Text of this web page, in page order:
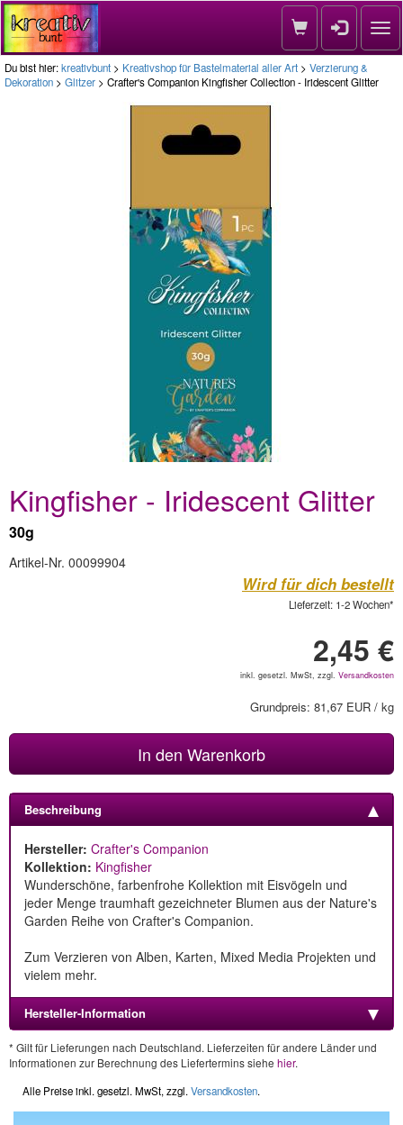
Du bist hier:kreativbunt > Kreativshop für Bastelmaterial aller Art > Verzierung &
Dekoration > Glitzer > Crafter's Companion Kingfisher Collection - Iridescent Glitter
Kingfisher - Iridescent Glitter
30g
Artikel-Nr. 00099904
Wird für dich bestellt
Lieferzeit: 1-2 Wochen*
2,45 €
inkl. gesetzl. MwSt, zzgl. Versandkosten
Grundpreis: 81,67 EUR / kg
In den Warenkorb
Beschreibung
Hersteller: Crafter's Companion
Kollektion: Kingfisher
Wunderschöne, farbenfrohe Kollektion mit Eisvögeln und
jeder Menge traumhaft gezeichneter Blumen aus der Nature's
Garden Reihe von Crafter's Companion.
Zum Verzieren von Alben, Karten, Mixed Media Projekten und
vielem mehr.
Hersteller-Information
* Gilt für Lieferungen nach Deutschland. Lieferzeiten für andere Länder und
Informationen zur Berechnung des Liefertermins siehe hier.
Alle Preise inkl. gesetzl. MwSt, zzgl. Versandkosten.